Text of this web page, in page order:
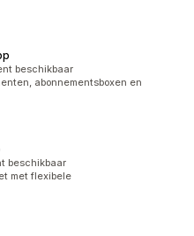
beschikbaar
abonnementsboxen en
beschikbaar
met flexibele